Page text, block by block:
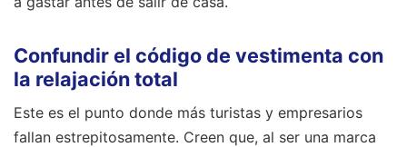
Confundir el código de vestimenta con
la relajación total
Este es el punto donde más turistas y empresarios
fallan estrepitosamente. Creen que, al ser una marca